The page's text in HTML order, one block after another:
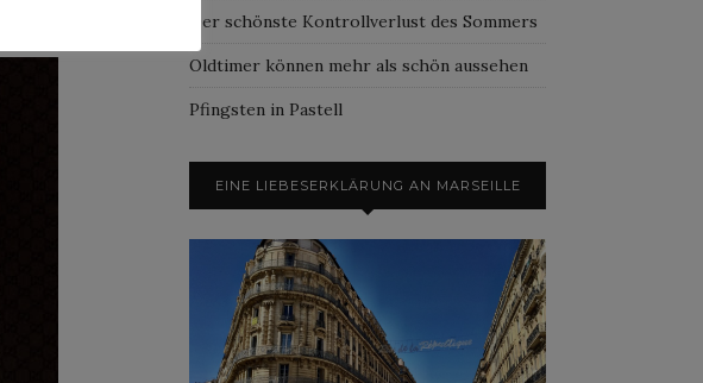
Der schönste Kontrollverlust des Sommers
Oldtimer können mehr als schön aussehen
Pfingsten in Pastell
EINE LIEBESERKLÄRUNG AN MARSEILLE